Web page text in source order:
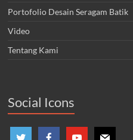
Portofolio Desain Seragam Batik
Video
Tentang Kami
Social Icons